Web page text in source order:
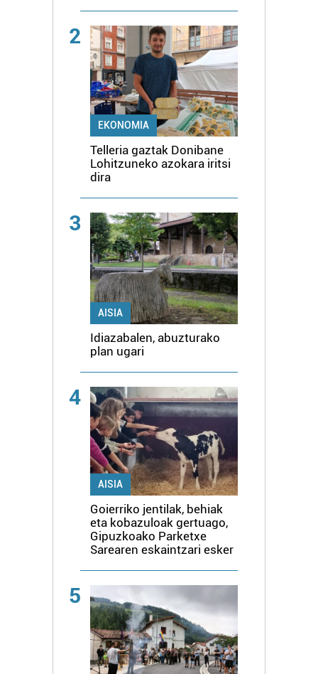
2
EKONOMIA
Telleria gaztak Donibane
Lohitzuneko azokara iritsi
dira
3
AISIA
Idiazabalen, abuzturako
plan ugari
4
AISIA
Goierriko jentilak, behiak
eta kobazuloak gertuago,
Gipuzkoako Parketxe
Sarearen eskaintzari esker
5